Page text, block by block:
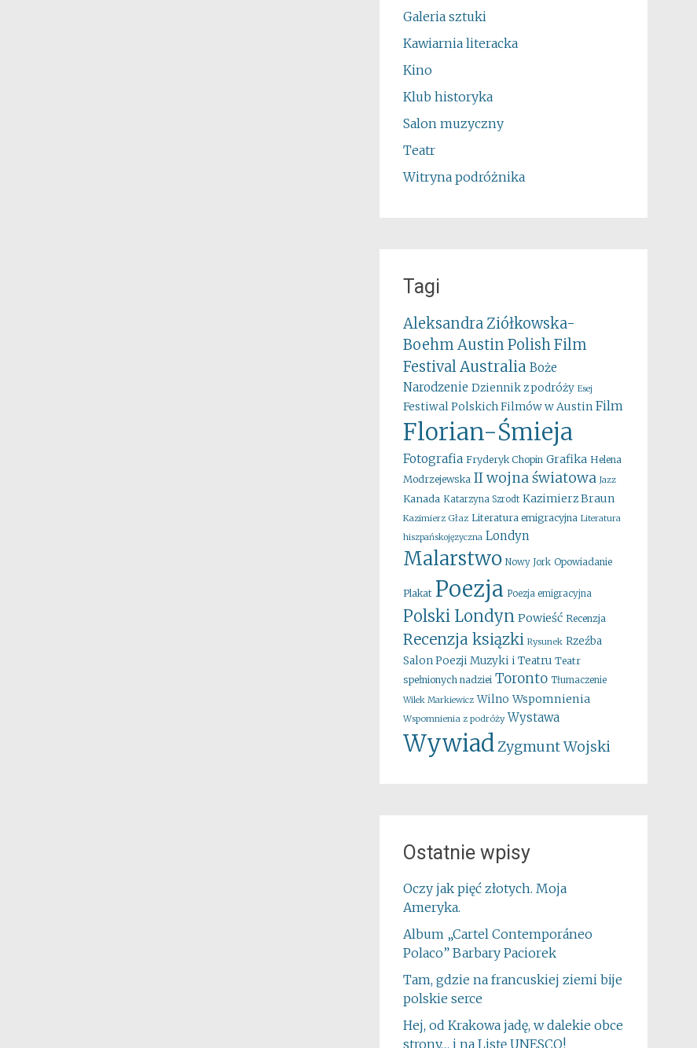
Galeria sztuki
Kawiarnia literacka
Kino
Klub historyka
Salon muzyczny
Teatr
Witryna podróżnika
Tagi
Aleksandra Ziółkowska-
Boehm Austin Polish Film
FestivalAustralia Boże
Narodzenie Dziennik z podróży Esej
Festiwal Polskich Filmów w Austin Film
Florian-Śmieja
Fotografia Fryderyk Chopin Grafika Helena
Modrzejewska II wojna światowa Jazz
Kanada Katarzyna Szrodt Kazimierz Braun
Kazimierz Głaz Literatura emigracyjna Literatura
hiszpańskojęzyczna Londyn
Malarstwo Nowy Jork Opowiadanie
Plakat Poezja Poezja emigracyjna
Polski Londyn Powieść Recenzja
Recenzja ksiązki Rysunek Rzeźba
Salon Poezji Muzyki i Teatru Teatr
spełnionych nadziei Toronto Tłumaczenie
Wilek Markiewicz Wilno Wspomnienia
Wspomnienia z podróży Wystawa
WywiadZygmunt Wojski
Ostatnie wpisy
Oczy jak pięć złotych. Moja
Ameryka.
Album „Cartel Contemporáneo
Polaco” Barbary Paciorek
Tam, gdzie na francuskiej ziemi bije
polskie serce
Hej, od Krakowa jadę, w dalekie obce
strony… i na Listę UNESCO!